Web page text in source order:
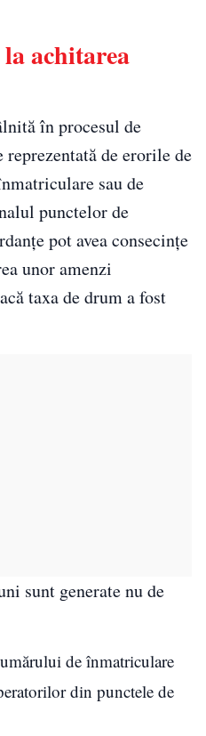
achitarea
în procesul de
de erorile de
sau de
punctelor de
pot avea consecințe
unor amenzi
taxa de drum a fost
sunt generate nu de
de înmatriculare
din punctele de